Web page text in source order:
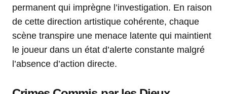
permanent qui imprègne l’investigation. En raison
de cette direction artistique cohérente, chaque
scène transpire une menace latente qui maintient
le joueur dans un état d’alerte constante malgré
l’absence d’action directe.